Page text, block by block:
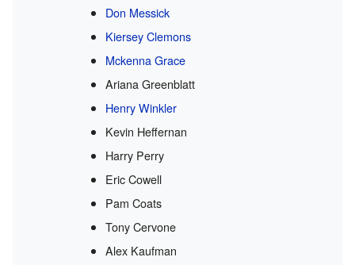
Don Messick
Kiersey Clemons
Mckenna Grace
Ariana Greenblatt
Henry Winkler
Kevin Heffernan
Harry Perry
Eric Cowell
Pam Coats
Tony Cervone
Alex Kaufman